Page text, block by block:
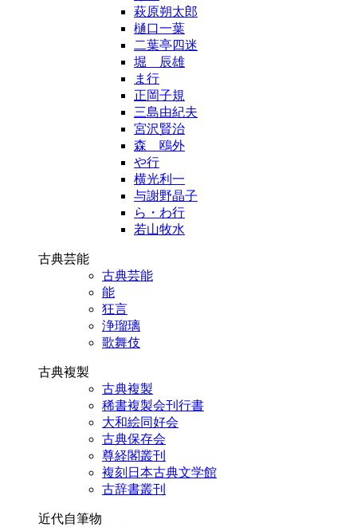
萩原朔太郎
樋口一葉
二葉亭四迷
堀 辰雄
ま行
正岡子規
三島由紀夫
宮沢賢治
森 鴎外
や行
横光利一
与謝野晶子
ら・わ行
若山牧水
古典芸能
古典芸能
能
狂言
浄瑠璃
歌舞伎
古典複製
古典複製
稀書複製会刊行書
大和絵同好会
古典保存会
尊経閣叢刊
複刻日本古典文学館
古辞書叢刊
近代自筆物